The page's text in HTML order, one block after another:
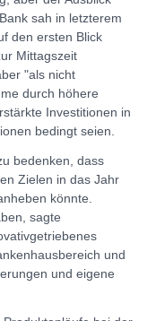
sah in letzterem
den ersten Blick
Mittagszeit
"als nicht
durch höhere
Investitionen in
bedingt seien.
bedenken, dass
Zielen in das Jahr
könnte.
sagte
und
und eigene